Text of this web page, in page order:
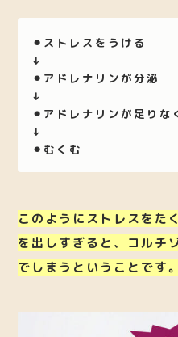
⚫︎ストレスをうける
↓
⚫︎アドレナリンが分泌
↓
⚫︎アドレナリンが足り
↓
⚫︎むくむ
このようにストレスをた
を出しすぎると、コルチ
でしまうということです。